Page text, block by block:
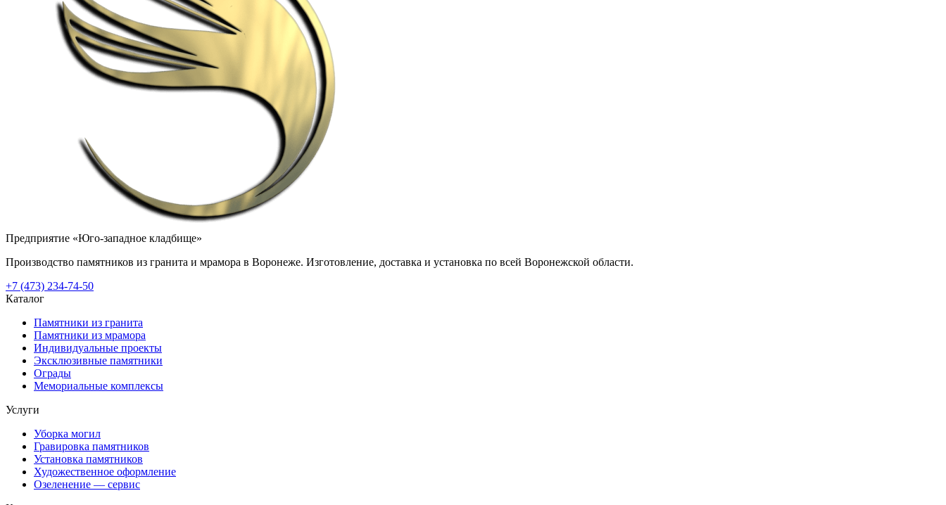
Предприятие «Юго-западное кладбище»
Производство памятников из гранита и мрамора в Воронеже. Изготовление, доставка и установка по всей Воронежской области.
+7 (473) 234-74-50
Каталог
Памятники из гранита
Памятники из мрамора
Индивидуальные проекты
Эксклюзивные памятники
Ограды
Мемориальные комплексы
Услуги
Уборка могил
Гравировка памятников
Установка памятников
Художественное оформление
Озеленение — сервис